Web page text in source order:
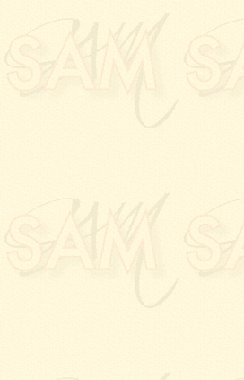
28.04.2022:
DELFOURà
22.04.2022:
Galerie
29.03.2022:
18.03.2022:
DABOUY
à la
07.03.2022: